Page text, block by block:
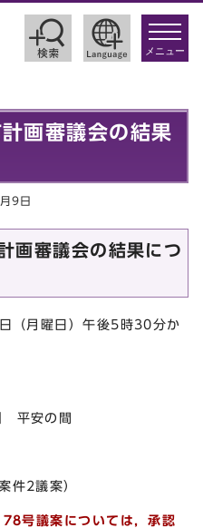
toggle
メニュー
画審議会の結果
9日
画審議会の結果につ
月曜日）午後5時30分か
平安の間
件2議案）
号議案については，承認